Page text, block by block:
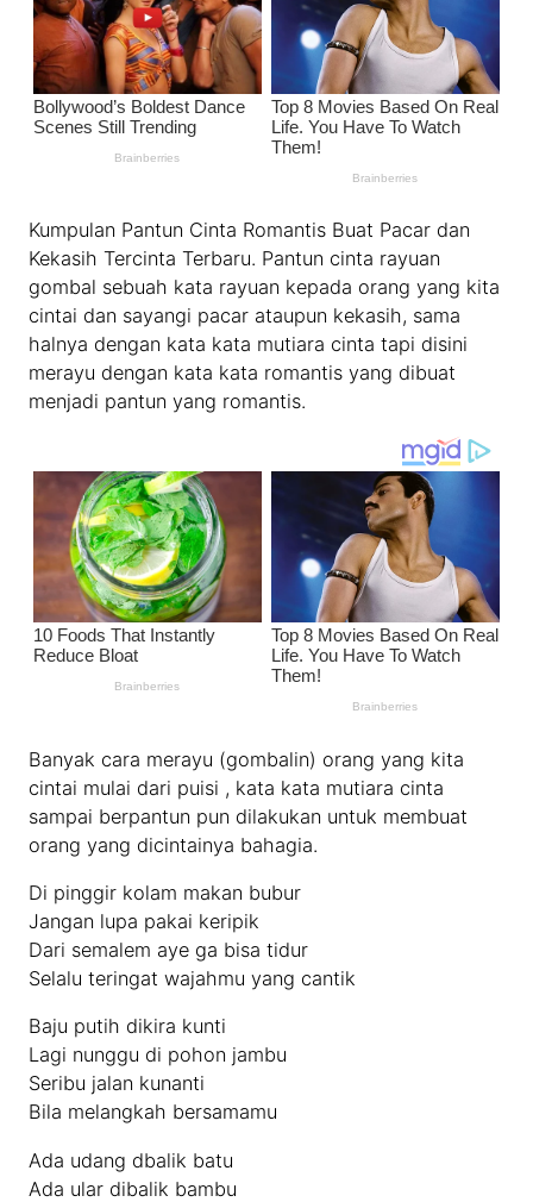
Kumpulan Pantun Cinta Romantis Buat Pacar dan
Kekasih Tercinta Terbaru. Pantun cinta rayuan
gombal sebuah kata rayuan kepada orang yang kita
cintai dan sayangi pacar ataupun kekasih, sama
halnya dengan kata kata mutiara cinta tapi disini
merayu dengan kata kata romantis yang dibuat
menjadi pantun yang romantis.
Banyak cara merayu (gombalin) orang yang kita
cintai mulai dari puisi , kata kata mutiara cinta
sampai berpantun pun dilakukan untuk membuat
orang yang dicintainya bahagia.
Di pinggir kolam makan bubur
Jangan lupa pakai keripik
Dari semalem aye ga bisa tidur
Selalu teringat wajahmu yang cantik
Baju putih dikira kunti
Lagi nunggu di pohon jambu
Seribu jalan kunanti
Bila melangkah bersamamu
Ada udang dbalik batu
Ada ular dibalik bambu